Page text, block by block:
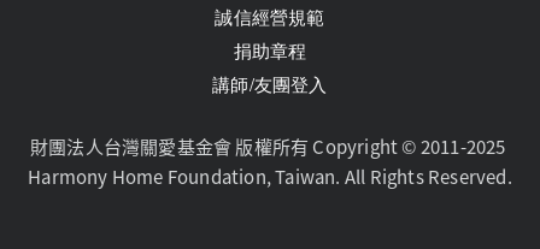
誠信經營規範
捐助章程
講師/友團登入
財團法人台灣關愛基金會 版權所有 Copyright © 2011-2025
Harmony Home Foundation, Taiwan. All Rights Reserved.